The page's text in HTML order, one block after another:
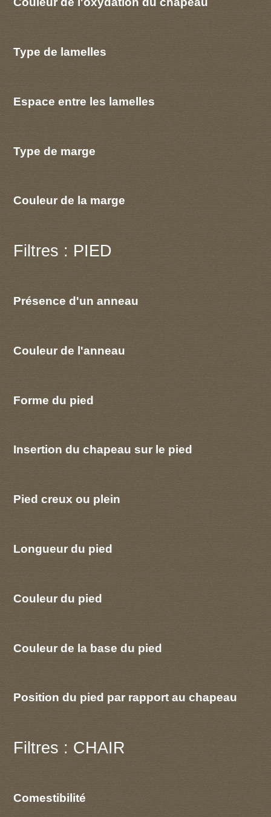
Type de lamelles
Espace entre les lamelles
Type de marge
Couleur de la marge
Filtres : PIED
Présence d'un anneau
Couleur de l'anneau
Forme du pied
Insertion du chapeau sur le pied
Pied creux ou plein
Longueur du pied
Couleur du pied
Couleur de la base du pied
Position du pied par rapport au chapeau
Filtres : CHAIR
Comestibilité